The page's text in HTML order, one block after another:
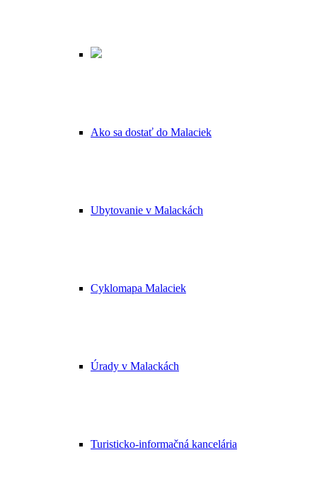
Ako sa dostať do Malaciek
Ubytovanie v Malackách
Cyklomapa Malaciek
Úrady v Malackách
Turisticko-informačná kancelária